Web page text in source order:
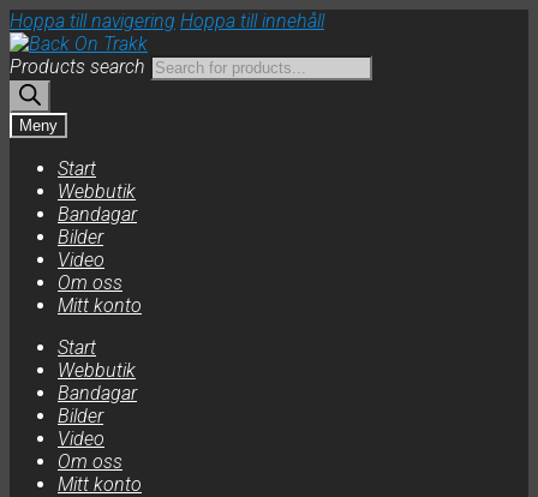
Hoppa till navigering Hoppa till innehåll
Products search
Meny
Start
Webbutik
Bandagar
Bilder
Video
Om oss
Mitt konto
Start
Webbutik
Bandagar
Bilder
Video
Om oss
Mitt konto